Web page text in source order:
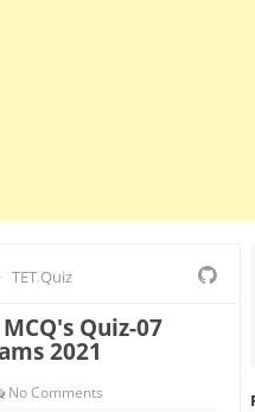
TET Quiz
Quiz-07
2021
NoComments